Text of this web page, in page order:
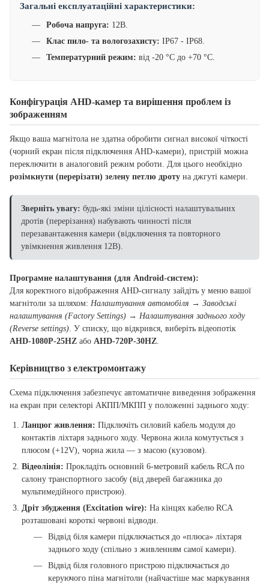
Загальні експлуатаційні характеристики:
Робоча напруга: 12В.
Клас пило- та вологозахисту: IP67 - IP68.
Температурний режим: від -20 °C до +70 °C.
Конфігурація AHD-камер та вирішення проблем із
зображенням
Якщо ваша магнітола не здатна обробити сигнал високої чіткості
(чорний екран після підключення AHD-камери), пристрій можна
переключити в аналоговий режим роботи. Для цього необхідно
розімкнути (перерізати) зелену петлю дроту на джгуті камери.
Зверніть увагу: будь-які зміни цілісності налаштувальних
дротів (перерізання) набувають чинності після
перезавантаження камери (відключення та повторного
увімкнення живлення 12В).
Програмне налаштування (для Android-систем):
Для коректного відображення AHD-сигналу зайдіть у меню вашої
магнітоли за шляхом: Налаштування автомобіля → Заводські
налаштування (Factory Settings) → Налаштування заднього ходу
(Reverse settings) . У списку, що відкрився, виберіть відеопотік
AHD-1080P-25HZ або AHD-720P-30HZ
Керівництво з електромонтажу
Схема підключення забезпечує автоматичне виведення зображення
на екран при селекторі АКПП/МКПП у положенні заднього ходу:
Ланцюг живлення: Підключіть силовий кабель модуля до
контактів ліхтаря заднього ходу. Червона жила комутується з
плюсом (+12V), чорна жила — з масою (кузовом).
Відеолінія: Прокладіть основний 6-метровий кабель RCA по
салону транспортного засобу (від дверей багажника до
мультимедійного пристрою).
Дріт збудження (Excitation wire): На кінцях кабелю RCA
розташовані короткі червоні відводи.
Відвід біля камери підключається до «плюса» ліхтаря
заднього ходу (спільно з живленням самої камери).
Відвід біля головного пристрою підключається до
керуючого піна магнітоли (найчастіше має маркування